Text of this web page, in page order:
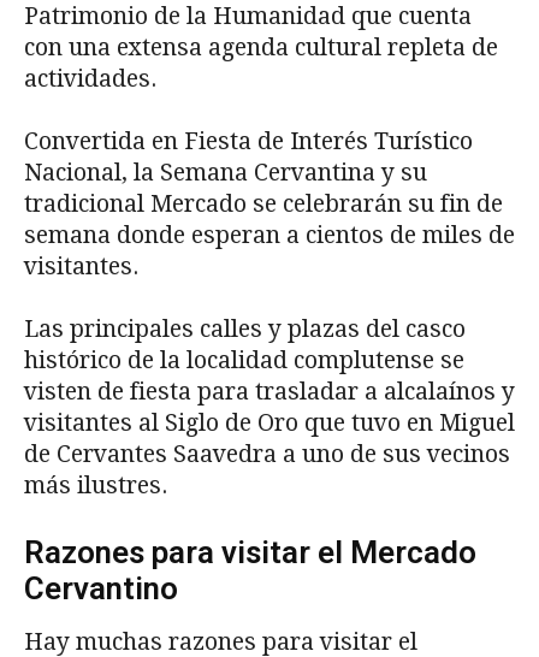
Patrimonio de la Humanidad que cuenta
con una extensa agenda cultural repleta de
actividades.
Convertida en Fiesta de Interés Turístico
Nacional, la Semana Cervantina y su
tradicional Mercado se celebrarán su fin de
semana donde esperan a cientos de miles de
visitantes.
Las principales calles y plazas del casco
histórico de la localidad complutense se
visten de fiesta para trasladar a alcalaínos y
visitantes al Siglo de Oro que tuvo en Miguel
de Cervantes Saavedra a uno de sus vecinos
más ilustres.
Razones para visitar el Mercado
Cervantino
Hay muchas razones para visitar el